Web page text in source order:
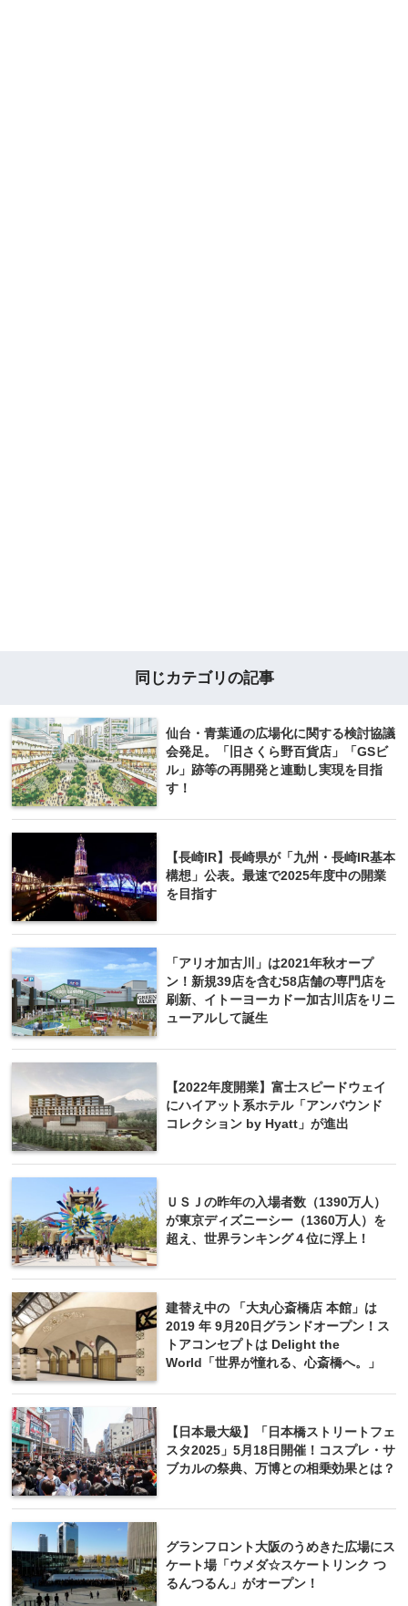
同じカテゴリの記事
仙台・青葉通の広場化に関する検討協議
会発足。「旧さくら野百貨店」「GSビ
ル」跡等の再開発と連動し実現を目指
す！
【長崎IR】長崎県が「九州・長崎IR基本
構想」公表。最速で2025年度中の開業
を目指す
「アリオ加古川」は2021年秋オープ
ン！新規39店を含む58店舗の専門店を
刷新、イトーヨーカドー加古川店をリニ
ューアルして誕生
【2022年度開業】富士スピードウェイ
にハイアット系ホテル「アンバウンド
コレクション by Hyatt」が進出
ＵＳＪの昨年の入場者数（1390万人）
が東京ディズニーシー（1360万人）を
超え、世界ランキング４位に浮上！
建替え中の 「大丸心斎橋店 本館」は
2019 年 9月20日グランドオープン！ス
トアコンセプトは Delight the
World「世界が憧れる、心斎橋へ。」
【日本最大級】「日本橋ストリートフェ
スタ2025」5月18日開催！コスプレ・サ
ブカルの祭典、万博との相乗効果とは？
グランフロント大阪のうめきた広場にス
ケート場「ウメダ☆スケートリンク つ
るんつるん」がオープン！